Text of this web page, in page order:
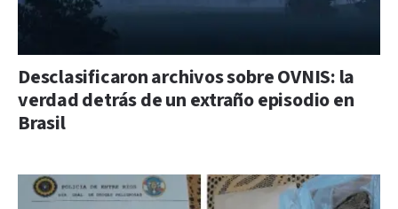
Desclasificaron archivos sobre OVNIS: la
verdad detrás de un extraño episodio en
Brasil